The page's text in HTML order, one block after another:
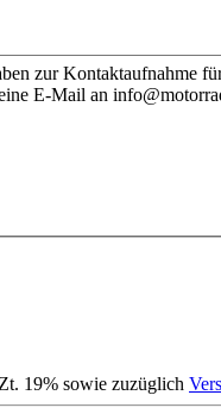
zur Kontaktaufnahme
E-Mail an
19% sowie zuzüglich